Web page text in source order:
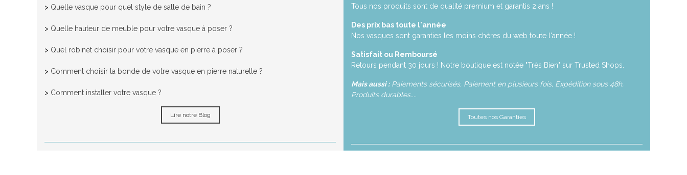
> Quelle vasque pour quel style de salle de bain ?
> Quelle hauteur de meuble pour votre vasque à poser ?
> Quel robinet choisir pour votre vasque en pierre à poser ?
> Comment choisir la bonde de votre vasque en pierre naturelle ?
> Comment installer votre vasque ?
Lire notre Blog
Tous nos produits sont de qualité premium et garantis 2 ans !
Des prix bas toute l'année
Nos vasques sont garanties les moins chères du web toute l'année !
Satisfait ou Remboursé
Retours pendant 30 jours ! Notre boutique est notée "Très Bien" sur Trusted Shops.
Mais aussi :Paiements sécurisés, Paiement en plusieurs fois, Expédition sous 48h,
Produits durables....
Toutes nos Garanties